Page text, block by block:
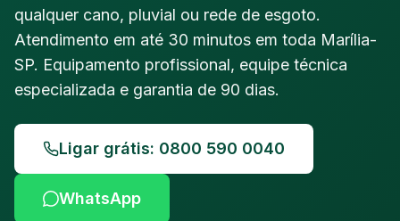
qualquer cano, pluvial ou rede de esgoto.
Atendimento em até 30 minutos em toda Marília-
SP. Equipamento profissional, equipe técnica
especializada e garantia de 90 dias.
Ligar grátis: 0800 590 0040
WhatsApp